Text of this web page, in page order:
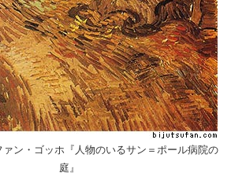
ン・ゴッホ『人物のいるサン＝ポール病院の
庭』